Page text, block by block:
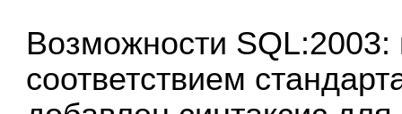
Возможности
соответствием